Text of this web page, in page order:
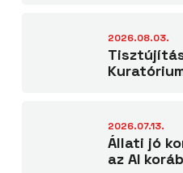
2026.08.03.
2026.07.13.
Állati jó
az AI